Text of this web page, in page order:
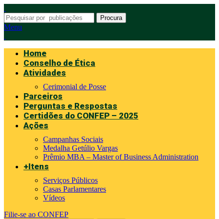
Procura
Menu
Home
Conselho de Ética
Atividades
Cerimonial de Posse
Parceiros
Perguntas e Respostas
Certidões do CONFEP – 2025
Ações
Campanhas Sociais
Medalha Getúlio Vargas
Prêmio MBA – Master of Business Administration
+Itens
Serviços Públicos
Casas Parlamentares
Vídeos
Filie-se ao CONFEP